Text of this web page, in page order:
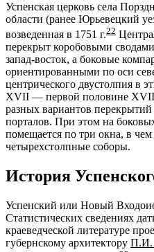
Успенская церковь села
области (ранее Юрьевецкий
возведенная в 1751 г.22
перекрыт коробовыми
запад-восток, а боковые
ориентированными по оси
центрического двустолпия в
XVII — первой половине
разных вариантов
порталов. При этом на
помещается по три окна, в
четырехстолпные соборы.
История
Успенский или Новый
Статистических сведениях
краеведческой литературе
губернскому архитектору П.И.